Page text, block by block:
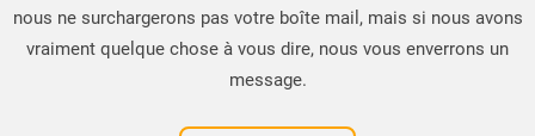
nous ne surchargerons pas votre boîte mail, mais si nous avons
vraiment quelque chose à vous dire, nous vous enverrons un
message.